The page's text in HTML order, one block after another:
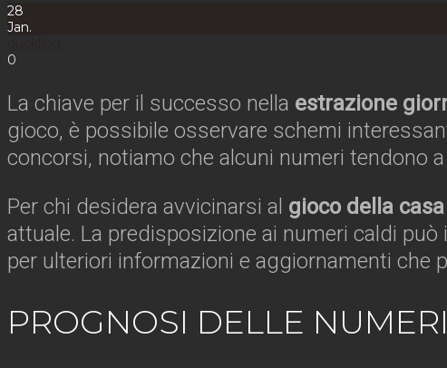
28
Jan.
0
La chiave per il successo nella estrazione
gioco, è possibile osservare schemi
concorsi, notiamo che alcuni numeri tendono
Per chi desidera avvicinarsi al gioco della casa
attuale. La predisposizione ai numeri caldi
per ulteriori informazioni e aggiornamenti che
PROGNOSI DELLE